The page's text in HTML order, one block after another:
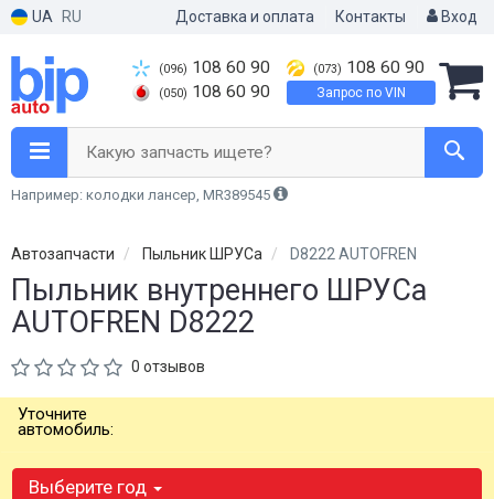
UA RU Доставка и оплата Контакты Вход
(096) 108 60 90
(050) 108 60 90
(073) 108 60 90
Запрос по VIN
Какую запчасть ищете?
Например: колодки лансер, MR389545
Автозапчасти Пыльник ШРУСа D8222 AUTOFREN
Пыльник внутреннего ШРУСа
AUTOFREN D8222
0 отзывов
Уточните
автомобиль:
Выберите год